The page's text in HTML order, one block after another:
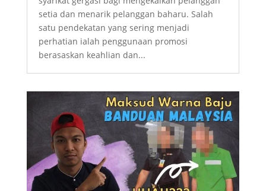
setia dan menarik pelanggan baharu. Salah
satu pendekatan yang sering menjadi
perhatian ialah penggunaan promosi
berasaskan keahlian dan...